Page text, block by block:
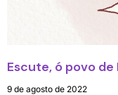
Escute, ó povo
9 de agosto de 2022